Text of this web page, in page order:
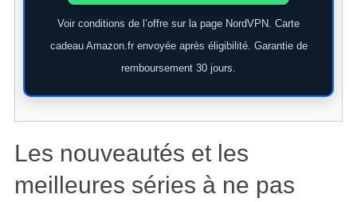
Voir conditions de l’offre sur la page NordVPN. Carte
cadeau Amazon.fr envoyée après éligibilité. Garantie de
remboursement 30 jours.
Les nouveautés et les
meilleures séries à ne pas